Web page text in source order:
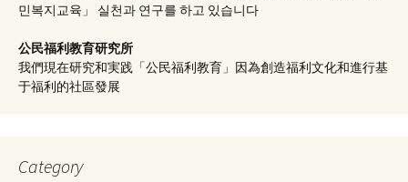
민복지교육」 실천과 연구를 하고 있습니다
公民福利教育研究所
我們現在研究和実践「公民福利教育」因為創造福利文化和進行基
于福利的社區發展
Category